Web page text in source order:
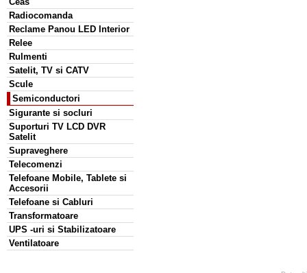
Radiocomanda
Reclame Panou LED Interior
Relee
Rulmenti
Satelit, TV si CATV
Scule
Semiconductori
Sigurante si socluri
Suporturi TV LCD DVR
Satelit
Supraveghere
Telecomenzi
Telefoane Mobile, Tablete si
Accesorii
Telefoane si Cabluri
Transformatoare
UPS -uri si Stabilizatoare
Ventilatoare